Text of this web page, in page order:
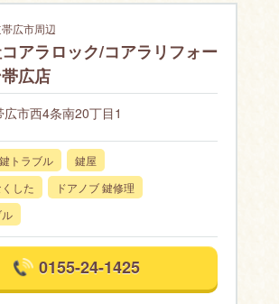
広市周辺
アラロック/コアラリフォー
広店
市西4条南20丁目1
鍵トラブル
鍵屋
した
ドアノブ 鍵修理
0155-24-1425